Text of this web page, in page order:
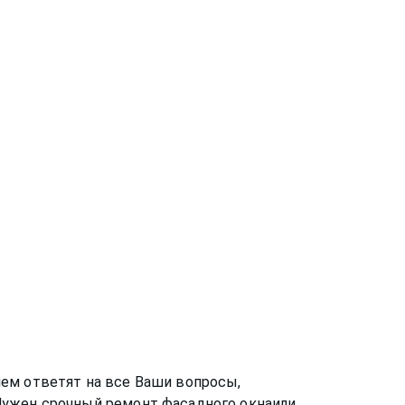
ответят на все Ваши вопросы,